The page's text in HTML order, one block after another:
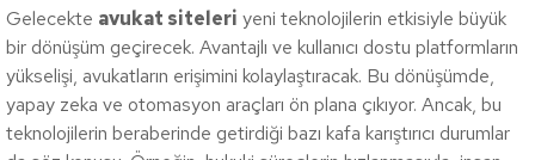
Gelecekte avukat siteleri yeni teknolojilerin etkisiyle büyük
bir dönüşüm geçirecek. Avantajlı ve kullanıcı dostu platformların
yükselişi, avukatların erişimini kolaylaştıracak. Bu dönüşümde,
yapay zeka ve otomasyon araçları ön plana çıkıyor. Ancak, bu
teknolojilerin beraberinde getirdiği bazı kafa karıştırıcı durumlar